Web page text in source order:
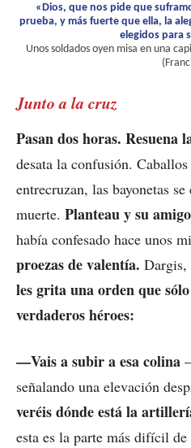
«Dios, que nos pide que
prueba, y más fuerte que ella, la
elegidos para
Unos soldados oyen misa en una
Junto a la cruz
Pasan dos horas. Resuena
desata la confusión.
entrecruzan, las bayonetas
muerte. Planteau y su
había confesado hace unos
proezas de valentía. Dargis,
les grita una orden que
verdaderos héroes:
—Vais a subir a esa colina
señalando una elevación
veréis dónde está la
esta es la parte más difícil